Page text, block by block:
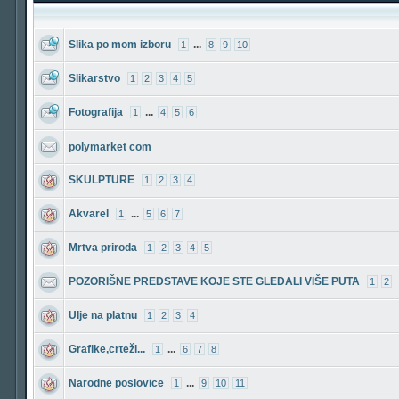
Slika po mom izboru 1 ... 8 9 10
Slikarstvo 1 2 3 4 5
Fotografija 1 ... 4 5 6
polymarket com
SKULPTURE 1 2 3 4
Akvarel 1 ... 5 6 7
Mrtva priroda 1 2 3 4 5
POZORIŠNE PREDSTAVE KOJE STE GLEDALI VIŠE PUTA 1 2
Ulje na platnu 1 2 3 4
Grafike,crteži... 1 ... 6 7 8
Narodne poslovice 1 ... 9 10 11